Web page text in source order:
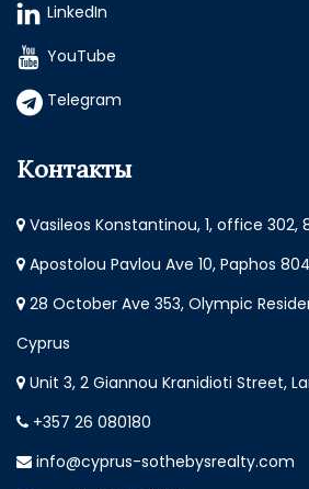
LinkedIn
YouTube
Telegram
Контакты
Vasileos Konstantinou, 1, office 302,
Apostolou Pavlou Ave 10, Paphos
28 October Ave 353, Olympic
Cyprus
Unit 3, 2 Giannou Kranidioti Street,
+357 26 080180
info@cyprus-sothebysrealty.com